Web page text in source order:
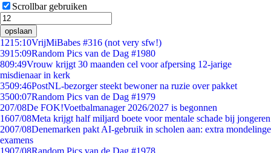
Scrollbar gebruiken
opslaan
1215:10VrijMiBabes #316 (not very sfw!)
3915:09Random Pics van de Dag #1980
809:49Vrouw krijgt 30 maanden cel voor afpersing 12-jarige
misdienaar in kerk
3509:46PostNL-bezorger steekt bewoner na ruzie over pakket
3500:07Random Pics van de Dag #1979
207/08De FOK!Voetbalmanager 2026/2027 is begonnen
1607/08Meta krijgt half miljard boete voor mentale schade bij jongeren
2007/08Denemarken pakt AI-gebruik in scholen aan: extra mondelinge
examens
1907/08Random Pics van de Dag #1978